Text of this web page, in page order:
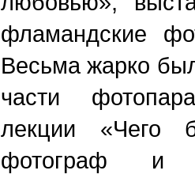
фламандские
Весьма жарко
части
лекции «Чего
фотограф и